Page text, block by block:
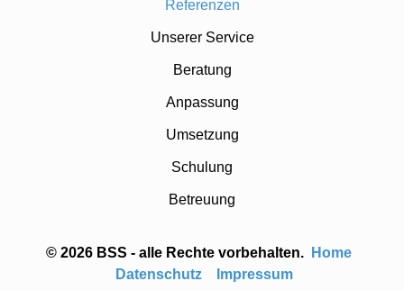
Referenzen
Unserer Service
Beratung
Anpassung
Umsetzung
Schulung
Betreuung
© 2026 BSS - alle Rechte vorbehalten.
Home
Datenschutz
Impressum